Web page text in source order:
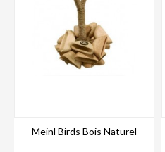
Meinl Birds Bois Naturel